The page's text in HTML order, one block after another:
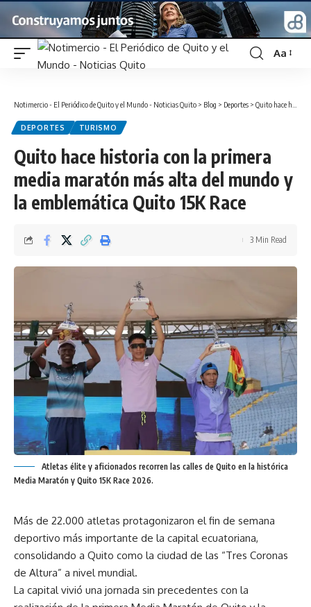
Font
Aa
Notimercio - El Periódico de Quito y el Mundo - Noticias Quito > Blog > Deportes > Quito hace historia con la primera media maratón más alta del mundo y la emblemática Quito 15K Race
DEPORTES TURISMO
Quito hace historia con la primera
media maratón más alta del mundo y
la emblemática Quito 15K Race
3 Min Read
Atletas élite y aficionados recorren las calles de Quito en la histórica
Media Maratón y Quito 15K Race 2026.
Más de 22.000 atletas protagonizaron el fin de semana
deportivo más importante de la capital ecuatoriana,
consolidando a Quito como la ciudad de las “Tres Coronas
de Altura” a nivel mundial.
La capital vivió una jornada sin precedentes con la